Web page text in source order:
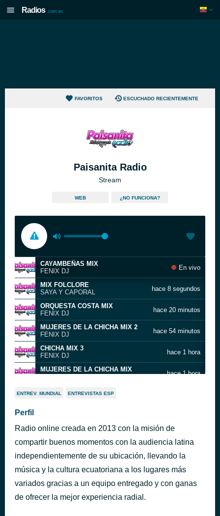
Radios .com.ec
FAVORITOS ESCUCHADO RECIENTEMENTE
Paisanita Radio
Stream
WEB ¿NO FUNCIONA?
CAYAMBEÑAS MIX
FENIX DJ
En vivo
MIX FOLCLORE
SAYA Y CAPORAL
hace 8 segundos
ORQUESTA COSTA MIX
FENIX DJ
hace 20 minutos
MUJERES DE LA CHICHA MIX 2
FENIX DJ
hace 54 minutos
CHICHA MIX 3
FENIX DJ
hace 1 hora
MUJERES DE LA CHICHA MIX
hace 1 hora
ZAPATEADITO MIX
24 DE MAYO MIX
FENIX DJ
MERENGUE CLASICO MIX
hace 3 horas
ENTREV. MUNDIAL ENTREVISTAS ESP
Perfil
Radio online creada en 2013 con la misión de
compartir buenos momentos con la audiencia latina
independientemente de su ubicación, llevando la
música y la cultura ecuatoriana a los lugares más
variados gracias a un equipo entregado y con ganas
de ofrecer la mejor experiencia radial.